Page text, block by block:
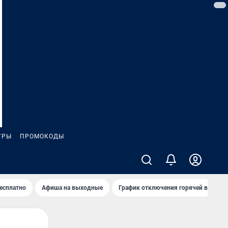
ПРОМОКОДЫ
Афиша на выходные График отключения горячей воды в